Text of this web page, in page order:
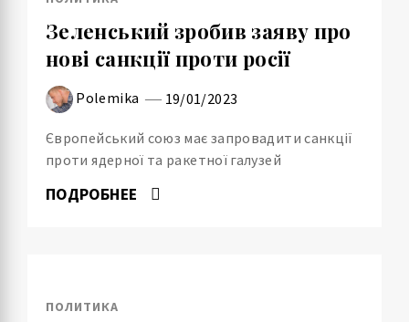
Зеленський зробив заяву про
нові санкції проти росії
Polemika 19/01/2023
Європейський союз має запровадити санкції
проти ядерної та ракетної галузей
ПОДРОБНЕЕ
ПОЛИТИКА